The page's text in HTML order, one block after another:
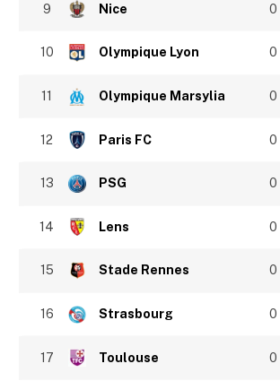
9 Nice 0
10 Olympique Lyon 0
11 Olympique Marsylia 0
12 Paris FC 0
13 PSG 0
14 Lens 0
15 Stade Rennes 0
16 Strasbourg 0
17 Toulouse 0